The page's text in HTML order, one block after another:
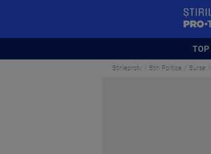
TOP
Stirileprotv Stiri Politice Surse: